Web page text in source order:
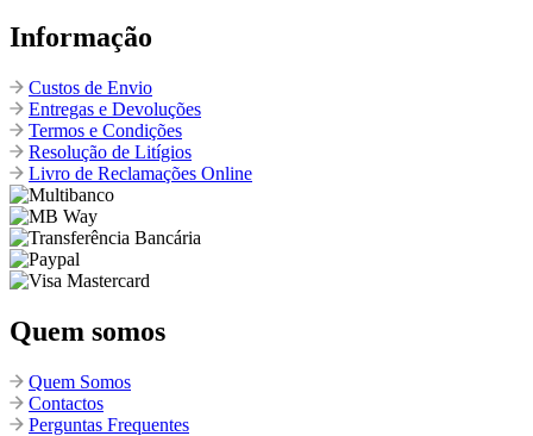
Informação
Custos de Envio
Entregas e Devoluções
Termos e Condições
Resolução de Litígios
Livro de Reclamações Online
Quem somos
Quem Somos
Contactos
Perguntas Frequentes